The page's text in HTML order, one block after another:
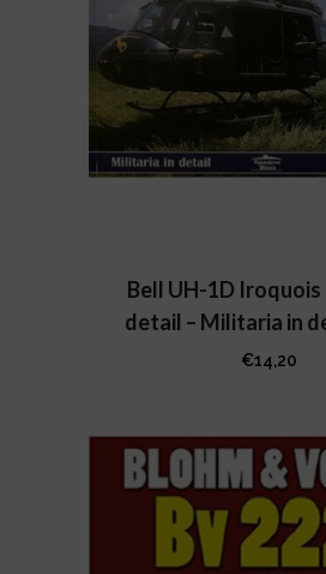
Bell UH-1D Iroquois
detail – Militaria in
€14,20